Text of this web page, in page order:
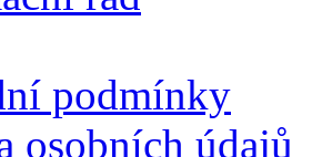
podmínky
osobních údajů